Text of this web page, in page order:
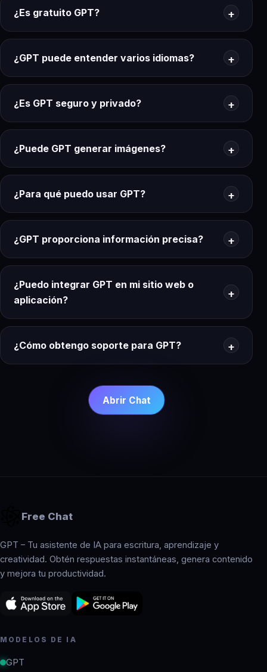
¿Es gratuito GPT?
¿GPT puede entender varios idiomas?
¿Es GPT seguro y privado?
¿Puede GPT generar imágenes?
¿Para qué puedo usar GPT?
¿GPT proporciona información precisa?
¿Puedo integrar GPT en mi sitio web o
aplicación?
¿Cómo obtengo soporte para GPT?
Abrir Chat
Free Chat
GPT – Tu asistente de IA para escritura, aprendizaje y
creatividad. Obtén respuestas instantáneas, genera contenido
y mejora tu productividad.
MODELOS DE IA
GPT